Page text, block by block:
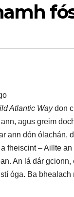
Atlantic Waydon
agus greim
ann dón ólachán,
a fheiscint – Aillte
An lá dár
óga. Ba bhealach